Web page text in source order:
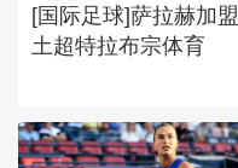
[国际足球]萨拉赫加盟
土超特拉布宗体育